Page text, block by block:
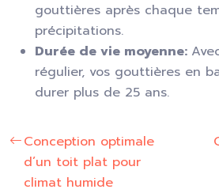
gouttières après chaque
précipitations.
Durée de vie moyenne:
régulier, vos gouttières en
durer plus de 25 ans.
Conception optimale
d’un toit plat pour
climat humide